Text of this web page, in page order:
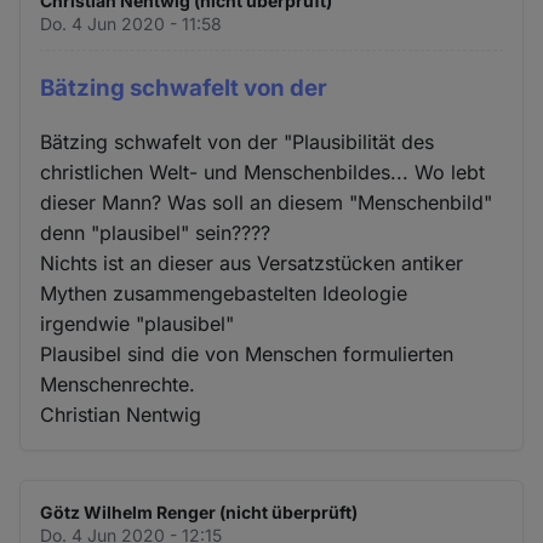
Do. 4 Jun 2020 - 11:58
Bätzing schwafelt von der
Bätzing schwafelt von der "Plausibilität des
christlichen Welt- und Menschenbildes... Wo lebt
dieser Mann? Was soll an diesem "Menschenbild"
denn "plausibel" sein????
Nichts ist an dieser aus Versatzstücken antiker
Mythen zusammengebastelten Ideologie
irgendwie "plausibel"
Plausibel sind die von Menschen formulierten
Menschenrechte.
Christian Nentwig
Götz Wilhelm Renger (nicht überprüft)
Do. 4 Jun 2020 - 12:15